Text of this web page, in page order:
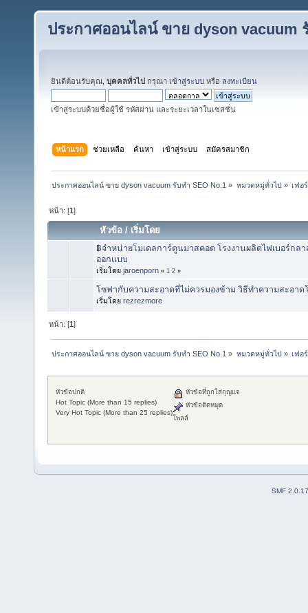
ประกาศออนไลน์ ขาย dyson vacuum
ยินดีต้อนรับคุณ, บุคคลทั่วไป กรุณา เข้าสู่ระบบ หรือ ลงทะเบียน
เข้าสู่ระบบด้วยชื่อผู้ใช้ รหัสผ่าน และระยะเวลาในเซสชั่น
หน้าแรก ช่วยเหลือ ค้นหา เข้าสู่ระบบ สมัครสมาชิก
ประกาศออนไลน์ ขาย dyson vacuum รับทำ SEO No.1 » หมวดหมู่ทั่วไป» เฟอ
หน้า: [1]
หัวข้อ / เริ่มโดย
฿จำหน่ายโมเดลการ์ตูนมาสคอต โรงงานผลิตไฟเบอร์กล
ออกแบบ
เริ่มโดย jaroenporn « 1 2 »
โซฟากับความสะอาดที่ไม่ควรมองข้าม วิธีทำความสะอาด
เริ่มโดย rezrezmore
หน้า: [1]
ประกาศออนไลน์ ขาย dyson vacuum รับทำ SEO No.1 » หมวดหมู่ทั่วไป» เฟอ
หัวข้อปกติ
Hot Topic (More than 15 replies)
Very Hot Topic (More than 25 replies)
หัวข้อที่ถูกใส่กุญแจ
หัวข้อติดหมุด
โพลล์
SMF 2.0.17